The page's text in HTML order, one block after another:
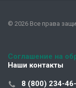
© 2026 Все права
Соглашение на
Наши контакты
8 (800) 234-